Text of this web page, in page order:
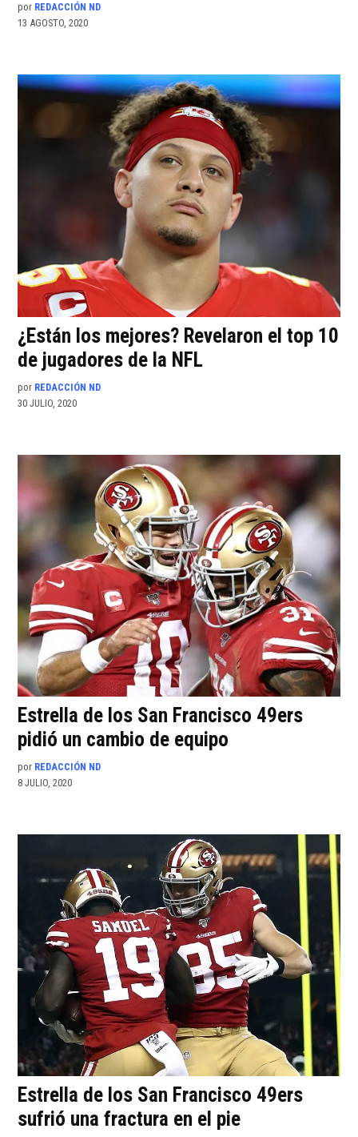
por REDACCIÓN ND
13 AGOSTO, 2020
¿Están los mejores? Revelaron el top 10
de jugadores de la NFL
por REDACCIÓN ND
30 JULIO, 2020
Estrella de los San Francisco 49ers
pidió un cambio de equipo
por REDACCIÓN ND
8 JULIO, 2020
Estrella de los San Francisco 49ers
sufrió una fractura en el pie